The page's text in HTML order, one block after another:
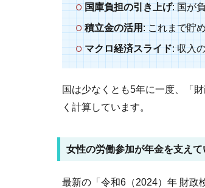
国庫負担の引き上げ: 国が
積立金の活用: これまで貯
マクロ経済スライド: 収入
国は少なくとも5年に一度、「
く計算しています。
女性の労働参加が年金を支えて
最新の「令和6（2024）年 財政